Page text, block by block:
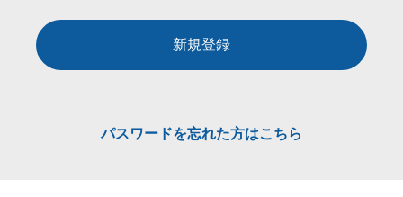
新規登録
パスワードを忘れた方はこちら